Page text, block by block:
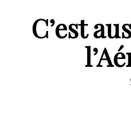
C’est